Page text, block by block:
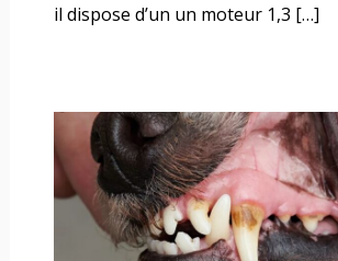
il dispose d’un un moteur 1,3 […]